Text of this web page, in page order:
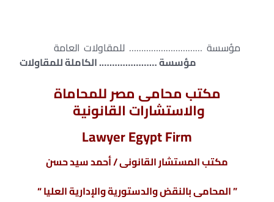
مؤسسة ………………………… للمقاولات العامة
مؤسسة …………………. الكاملة للمقاولات
مكتب محامى مصر للمحاماة
والاستشارات القانونية
Lawyer Egypt Firm
مكتب المستشار القانونى / أحمد سيد حسن
” المحامى بالنقض والدستورية والإدارية العليا “